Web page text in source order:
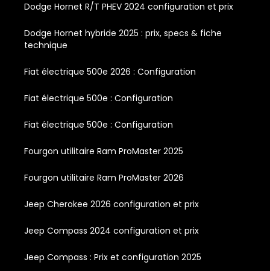
Dodge Hornet R/T PHEV 2024 configuration et prix
Dodge Hornet hybride 2025 : prix, specs & fiche
technique
Fiat électrique 500e 2026 : Configuration
Fiat électrique 500e : Configuration
Fiat électrique 500e : Configuration
Fourgon utilitaire Ram ProMaster 2025
Fourgon utilitaire Ram ProMaster 2026
Jeep Cherokee 2026 configuration et prix
Jeep Compass 2024 configuration et prix
Jeep Compass : Prix et configuration 2025